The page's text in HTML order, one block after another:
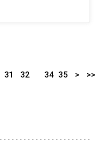
31
32
34 35 > >>